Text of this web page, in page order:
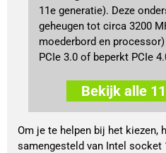
11e generatie). Deze
geheugen tot circa 3200
moederbord en
PCIe 3.0 of beperkt PCIe
Bekijk alle
Om je te helpen bij het kiezen,
samengesteld van Intel socket